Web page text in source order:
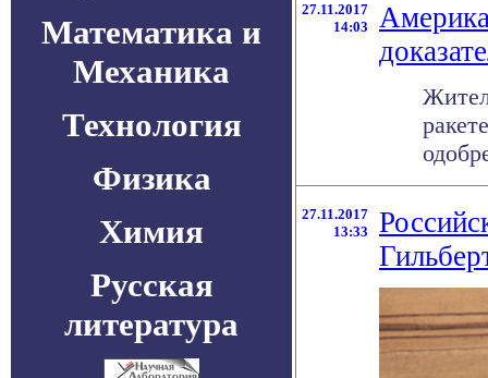
Математика и
Механика
Технология
Физика
Химия
Русская
литература
27.11.2017
14:03
27.11.2017
13:33